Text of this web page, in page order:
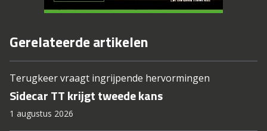
Gerelateerde artikelen
Terugkeer vraagt ingrijpende hervormingen
Sidecar TT krijgt tweede kans
1 augustus 2026